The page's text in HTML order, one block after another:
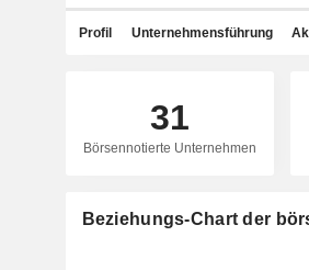
Profil Unternehmensführung
31
Börsennotierte Unternehmen
Beziehungs-Chart der